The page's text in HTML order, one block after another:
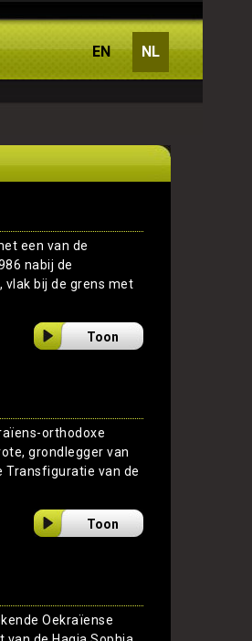
NL
EN
een van de
nabij de
vlak bij de grens met
Toon
orthodoxe
grondlegger van
Transfiguratie van de
Toon
Oekraïense